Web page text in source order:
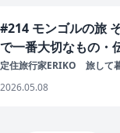
#214 モンゴルの旅
で一番大切なもの・
定住旅行家ERIKO 旅して
2026.05.08